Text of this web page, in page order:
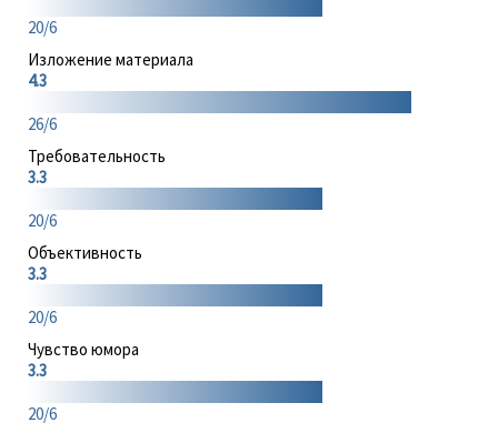
20/6
Изложение материала
4.3
26/6
Требовательность
3.3
20/6
Объективность
3.3
20/6
Чувство юмора
3.3
20/6